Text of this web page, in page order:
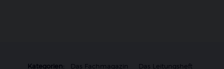
Kategorien: Das Fachmagazin Das Leitungsheft